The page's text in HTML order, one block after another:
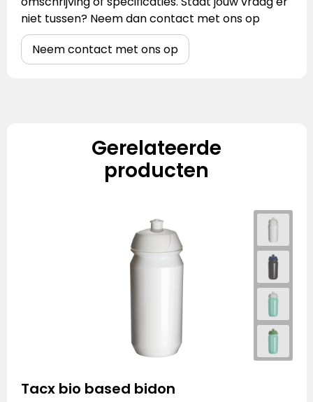
niet tussen? Neem dan contact met ons op
Neem contact met ons op
Gerelateerde
producten
Tacx bio based bidon